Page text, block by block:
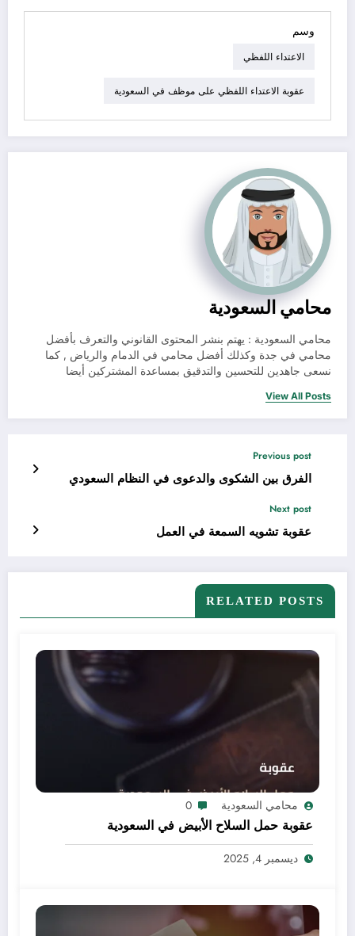
وسم
الاعتداء اللفظي
عقوبة الاعتداء اللفظي على موظف في السعودية
محامي السعودية
محامي السعودية : يهتم بنشر المحتوى القانوني والتعرف بأفضل
محامي في جدة وكذلك أفضل محامي في الدمام والرياض , كما
نسعى جاهدين للتحسين والتدقيق بمساعدة المشتركين أيضا
View All Posts
Previous post
الفرق بين الشكوى والدعوى في النظام السعودي
Next post
عقوبة تشويه السمعة في العمل
RELATED POSTS
محامي السعودية 0
عقوبة حمل السلاح الأبيض في السعودية
ديسمبر 4, 2025